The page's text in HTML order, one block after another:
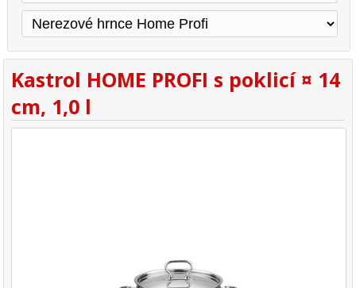
Kastrol HOME PROFI s poklicí ¤ 14
cm, 1,0 l